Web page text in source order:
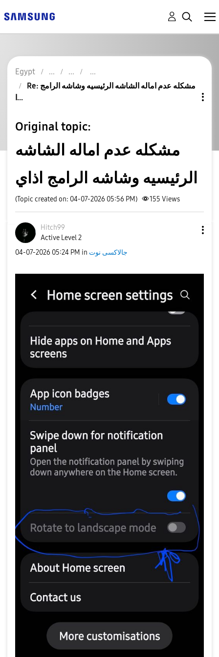
Egypt
Re: مشكله عدم اماله الشاشه الرئيسيه وشاشه الرامج
ا...
Original topic:
مشكله عدم اماله الشاشه
الرئيسيه وشاشه الرامج اذاي
(Topic created on: 04-07-2026 05:56 PM) 155 Views
Hitch99
Active Level 2
‎04-07-2026 05:24 PM in جالاكسى نوت